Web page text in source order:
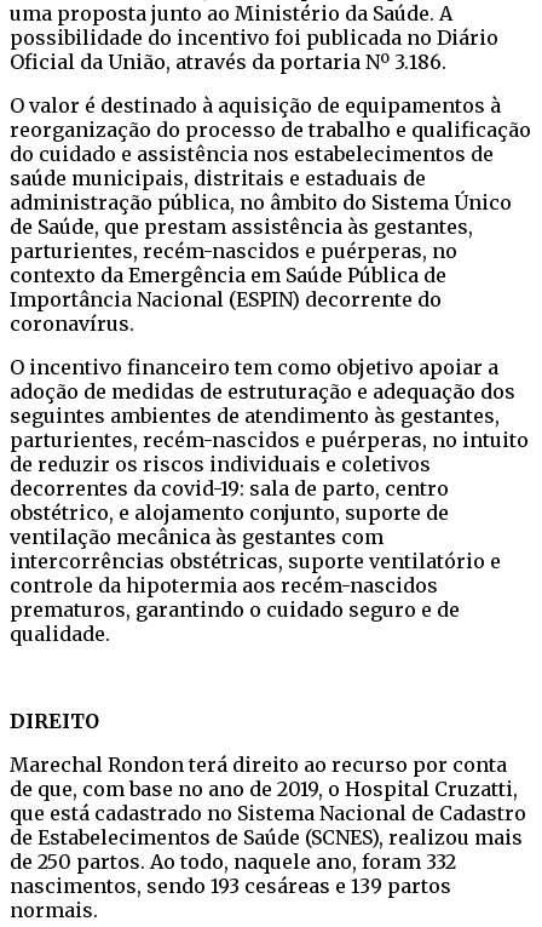
uma proposta junto ao Ministério da Saúde. A
possibilidade do incentivo foi publicada no Diário
Oficial da União, através da portaria Nº 3.186.
O valor é destinado à aquisição de equipamentos à
reorganização do processo de trabalho e qualificação
do cuidado e assistência nos estabelecimentos de
saúde municipais, distritais e estaduais de
administração pública, no âmbito do Sistema Único
de Saúde, que prestam assistência às gestantes,
parturientes, recém-nascidos e puérperas, no
contexto da Emergência em Saúde Pública de
Importância Nacional (ESPIN) decorrente do
coronavírus.
O incentivo financeiro tem como objetivo apoiar a
adoção de medidas de estruturação e adequação dos
seguintes ambientes de atendimento às gestantes,
parturientes, recém-nascidos e puérperas, no intuito
de reduzir os riscos individuais e coletivos
decorrentes da covid-19: sala de parto, centro
obstétrico, e alojamento conjunto, suporte de
ventilação mecânica às gestantes com
intercorrências obstétricas, suporte ventilatório e
controle da hipotermia aos recém-nascidos
prematuros, garantindo o cuidado seguro e de
qualidade.
DIREITO
Marechal Rondon terá direito ao recurso por conta
de que, com base no ano de 2019, o Hospital Cruzatti,
que está cadastrado no Sistema Nacional de Cadastro
de Estabelecimentos de Saúde (SCNES), realizou mais
de 250 partos. Ao todo, naquele ano, foram 332
nascimentos, sendo 193 cesáreas e 139 partos
normais.